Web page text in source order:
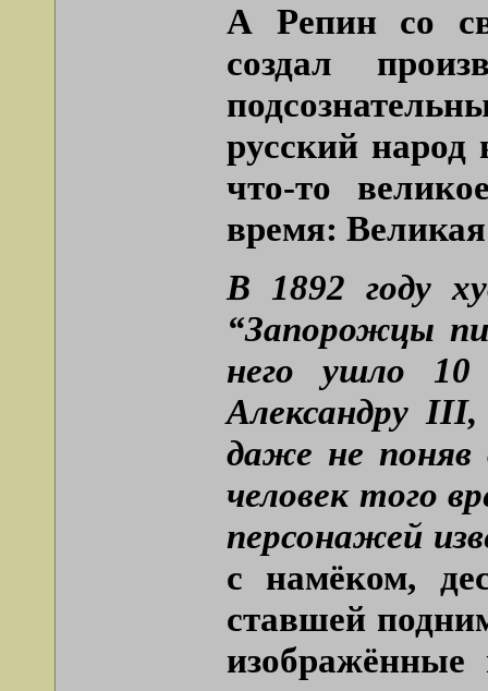
А Репин со
создал
русский народ
что-то
время:
В 1892 году
“Запорожцы
него ушло 10
Александру
даже не поняв
человек того
персонажей
с намёком,
ставшей